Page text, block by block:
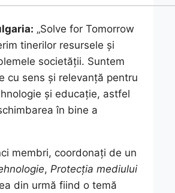
„Solve for Tomorrow
tinerilor resursele și
societății. Suntem
cu sens și relevanță pentru
și educație, astfel
în bine a
membri, coordonați de un
, Protecția mediului
din urmă fiind o temă